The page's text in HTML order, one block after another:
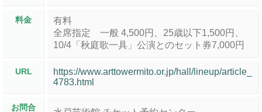
料金
有料
全席指定 一般 4,500円、25歳以下1,500円、
10/4「秋庭歌一具」公演とのセット券7,000円
URL
https://www.arttowermito.or.jp/hall/lineup/article_
4783.html
お問合